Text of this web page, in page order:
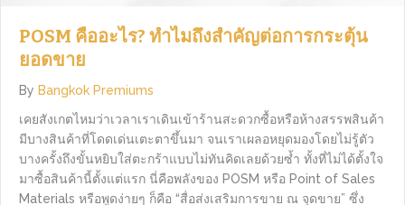
POSM คืออะไร? ทำไมถึงสำคัญต่อการกระตุ้น
ยอดขาย
By Bangkok Premiums
เคยสังเกตไหมว่าเวลาเราเดินเข้าร้านสะดวกซื้อหรือห้างสรรพสินค้า
มีบางสินค้าที่โดดเด่นเตะตาขึ้นมา จนเราเผลอหยุดมองโดยไม่รู้ตัว
บางครั้งถึงขั้นหยิบใส่ตะกร้าแบบไม่ทันคิดเลยด้วยซ้ำ ทั้งที่ไม่ได้ตั้งใจ
มาซื้อสินค้านี้ตั้งแต่แรก นี่คือพลังของ POSM หรือ Point of Sales
Materials หรือพูดง่ายๆ ก็คือ “สื่อส่งเสริมการขาย ณ จุดขาย” ซึ่ง